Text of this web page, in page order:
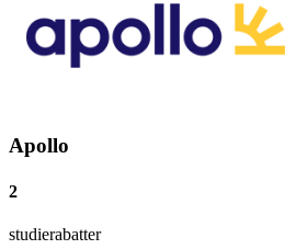
Apollo
2
studierabatter